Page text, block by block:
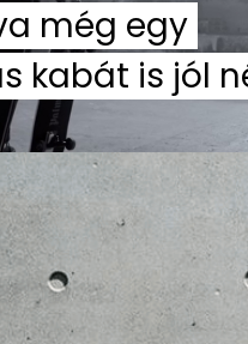
még egy
kabát is jól